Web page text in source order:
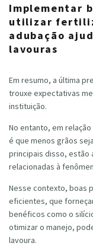
Implementar
utilizar
adubação
lavouras
Em resumo, a última
trouxe expectativas
instituição.
No entanto, em
é que menos grãos
principais disso, estão
relacionadas à
Nesse contexto, boas
eficientes, que
benéficos como o
otimizar o manejo,
lavoura.